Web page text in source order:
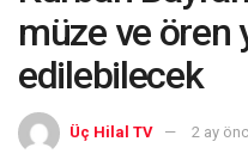
müze ve ören
edilebilecek
Üç Hilal TV 2 ay